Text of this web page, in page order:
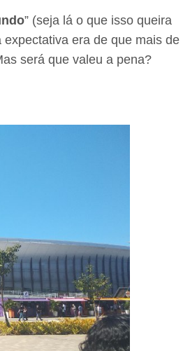
” (seja lá o que isso queira
era de que mais de
será que valeu a pena?